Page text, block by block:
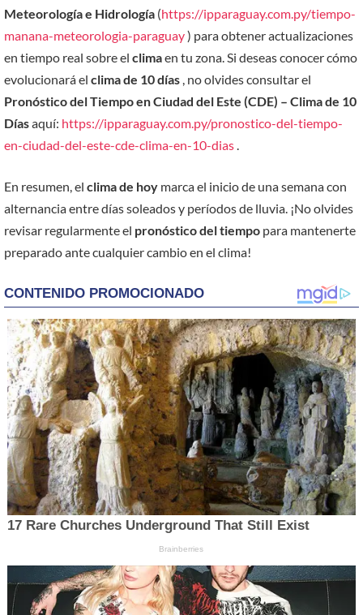
Meteorología e Hidrología (https://ipparaguay.com.py/tiempo-
manana-meteorologia-paraguay) para obtener actualizaciones
en tiempo real sobre el climaen tu zona. Si deseas conocer cómo
evolucionará el clima de 10 días , no olvides consultar el
Pronóstico del Tiempo en Ciudad del Este (CDE) – Clima de 10
Díasaquí: https://ipparaguay.com.py/pronostico-del-tiempo-
en-ciudad-del-este-cde-clima-en-10-dias
En resumen, el clima de hoy marca el inicio de una semana con
alternancia entre días soleados y períodos de lluvia. ¡No olvides
revisar regularmente el pronóstico del tiempo para mantenerte
preparado ante cualquier cambio en el clima!